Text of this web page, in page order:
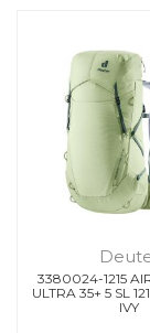
3380024-1215
ULTRA 35+ 5 SL
IVY